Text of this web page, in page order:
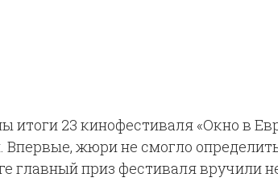
итоги 23 кинофестиваля «Окно в
жюри не смогло
главный приз фестиваля вручили